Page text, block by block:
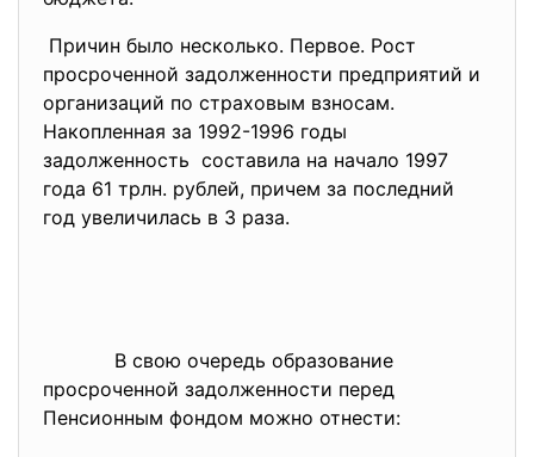
Причин было несколько. Первое. Рост
просроченной задолженности предприятий и
организаций по страховым взносам.
Накопленная за 1992-1996 годы
задолженность составила на начало 1997
года 61 трлн. рублей, причем за последний
год увеличилась в 3 раза.
В свою очередь образование
просроченной задолженности перед
Пенсионным фондом можно отнести: